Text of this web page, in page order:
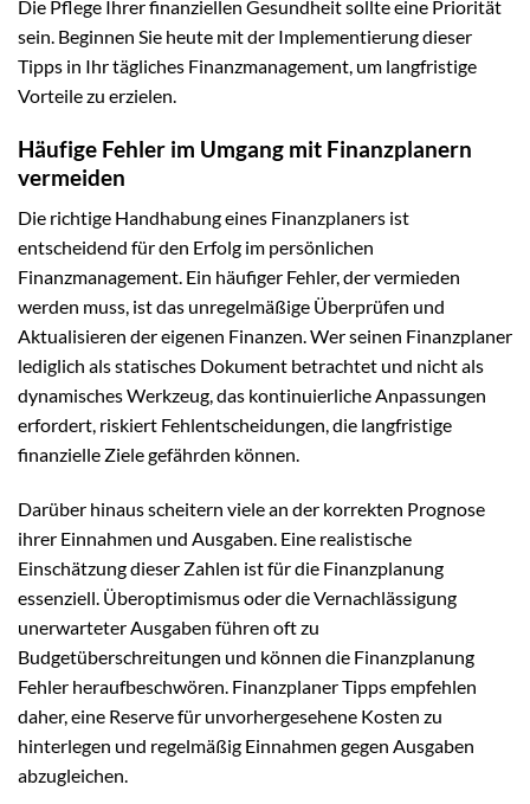
Die Pflege Ihrer finanziellen Gesundheit sollte eine Priorität
sein. Beginnen Sie heute mit der Implementierung dieser
Tipps in Ihr tägliches Finanzmanagement, um langfristige
Vorteile zu erzielen.
Häufige Fehler im Umgang mit Finanzplanern
vermeiden
Die richtige Handhabung eines Finanzplaners ist
entscheidend für den Erfolg im persönlichen
Finanzmanagement. Ein häufiger Fehler, der vermieden
werden muss, ist das unregelmäßige Überprüfen und
Aktualisieren der eigenen Finanzen. Wer seinen Finanzplaner
lediglich als statisches Dokument betrachtet und nicht als
dynamisches Werkzeug, das kontinuierliche Anpassungen
erfordert, riskiert Fehlentscheidungen, die langfristige
finanzielle Ziele gefährden können.
Darüber hinaus scheitern viele an der korrekten Prognose
ihrer Einnahmen und Ausgaben. Eine realistische
Einschätzung dieser Zahlen ist für die Finanzplanung
essenziell. Überoptimismus oder die Vernachlässigung
unerwarteter Ausgaben führen oft zu
Budgetüberschreitungen und können die Finanzplanung
Fehler heraufbeschwören. Finanzplaner Tipps empfehlen
daher, eine Reserve für unvorhergesehene Kosten zu
hinterlegen und regelmäßig Einnahmen gegen Ausgaben
abzugleichen.